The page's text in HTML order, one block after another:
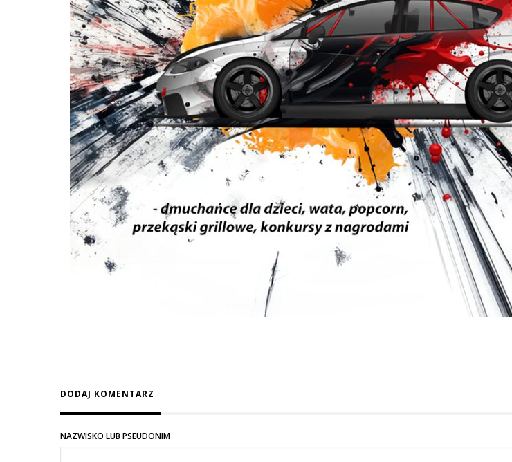
DODAJ KOMENTARZ
NAZWISKO LUB PSEUDONIM